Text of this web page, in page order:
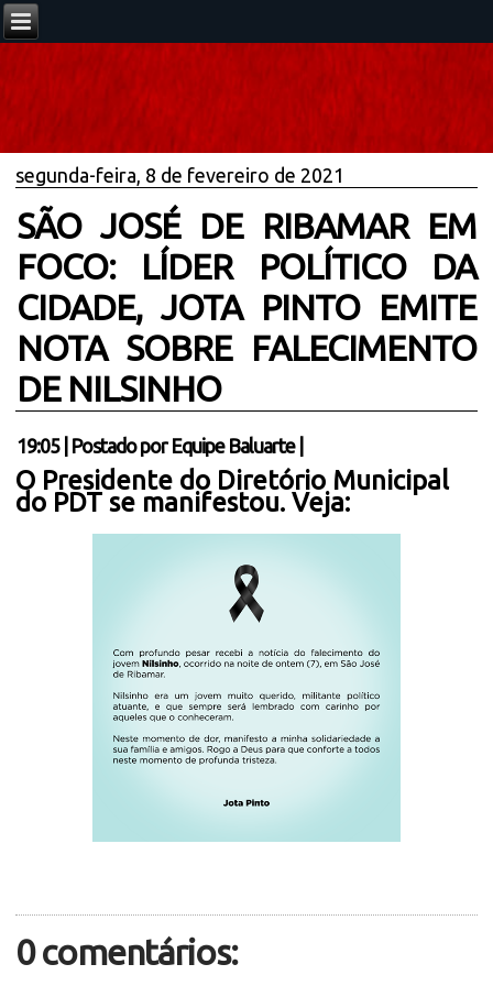
segunda-feira, 8 de fevereiro de 2021
SÃO JOSÉ DE RIBAMAR EM
FOCO: LÍDER POLÍTICO DA
CIDADE, JOTA PINTO EMITE
NOTA SOBRE FALECIMENTO
DE NILSINHO
19:05| Postado por Equipe Baluarte
O Presidente do Diretório Municipal
do PDT se manifestou. Veja:
0 comentários: